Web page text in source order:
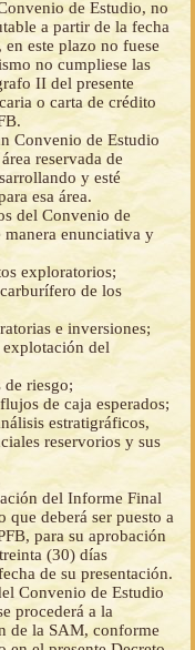
de Estudio, no
a partir de la fecha
este plazo no fuese
no cumpliese las
II del presente
o carta de crédito
Convenio de Estudio
reservada de
y esté
esa área.
del Convenio de
manera enunciativa y
exploratorios;
de los
e inversiones;
del
riesgo;
de caja esperados;
estratigráficos,
reservorios y sus
del Informe Final
deberá ser puesto a
para su aprobación
(30) días
de su presentación.
Convenio de Estudio
procederá a la
de la SAM, conforme